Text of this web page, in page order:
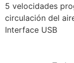
5 velocidades
circulación del
Interface USB